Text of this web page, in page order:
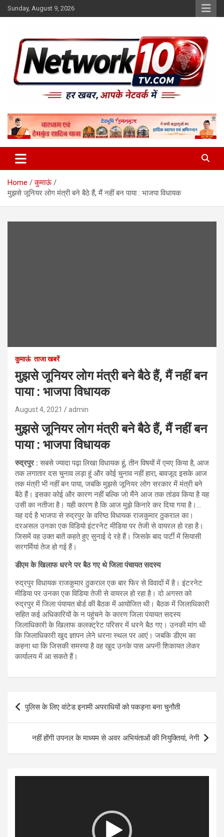
Skip
to
Sunday, August 9, 2026
Network10tv
Home
कुमाऊं
मुझसे जूनियर लोग मंत्री बने बैठे हैं, मैं नहीं बन पाया : भाजपा विधायक
कुमाऊं ताजा खबरें
मुझसे जूनियर लोग मंत्री बने बैठे हैं, मैं नहीं बन
पाया : भाजपा विधायक
August 4, 2021 admin
मुझसे जूनियर लोग मंत्री बने बैठे हैं, मैं नहीं बन
पाया : भाजपा विधायक
रुद्रपुर :सबसे ज्यादा पढ़ा लिखा विधायक हूं, तीन विषयों में एमए किया है, आज
तक लगातार दस चुनाव लड़ा हूं और कोई चुनाव नहीं हारा, बावजूद इसके आज
तक मंत्री भी नहीं बन पाया, जबकि मुझसे जूनियर लोग सरकार में मंत्री बने
बैठे हैं। इसका कोई और कारण नहीं बल्कि जो मैंने आज तक तांडव किया है यह
उसी का नतीजा है। यही कारण है कि आज मुझे किनारे कर दिया गया है।…
यह दर्द है भाजपा से रुद्रपुर के वरिष्‍ठ विधायक राजकुमार ठुकराल का।
दरअसल उनका एक विडियो इंटरनेट मीडिया पर तेजी से वायरल हो रहा है।
जिसमें वह उक्‍त बातें कहते हुए सुनाई दे रहे हैं। जिसके बाद पार्टी में सियासी
सरगर्मियां तेज हो गई हैं।
डीएम के खिलाफ धरने पर बैठ गए थे जिला पंचायत सदस्‍य
रुद्रपुर विधायक राजकुमार ठुकराल एक बार फिर से विवादों में है। इंटरनेट
मीडिया पर उनका एक विडिया तेजी से वायरल हो रहा है। दो अगस्त को
रुद्रपुर में जिला पंयायत बोर्ड की बैठक में आयोजित थी। बैठक में जिलाधिकारी
सहित कई अधिकारियों के न पहुंचने के कारण जिला पंयायत सदस्य
जिलाधिकारी के खिलाफ कलक्ट्रेट परिसर में धरने बैठ गए। उनकी मांग थी
कि जिलाधिकारी खुद ज्ञापन लेने धरना स्थल पर आएं। जबकि डीएम का
कहना था कि जिसकी समस्या है वह खुद उनके पास अपनी शिकायत लेकर
कार्यालय में आ सकते हैं।
Post
navigation
पुलिस के लिए वांटेड इनामी अपराधियों को पकड़ना बना चुनौती
नहीं होंगी उपनल के माध्यम से अवर अभियंताओं की नियुक्तियां, नेगी